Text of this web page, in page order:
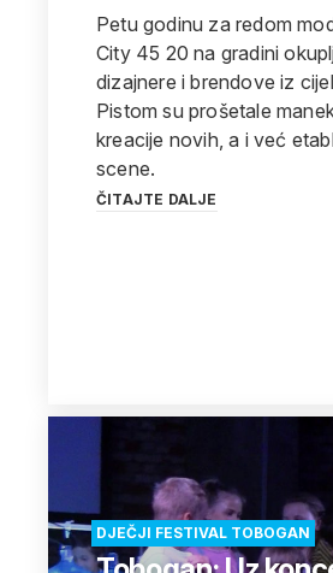
Petu godinu za redom
City 45 20 na gradini
dizajnere i brendove iz
Pistom su prošetale
kreacije novih, a i već
scene.
ČITAJTE DALJE
DJEČJI FESTIVAL TOBOGAN